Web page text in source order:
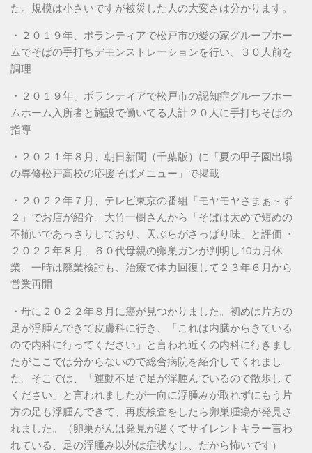
た。規模は小さいですが被災した人の大変さは分かります。
・２０１９年、ボランティアで松戸市の愛の家グループホー
ムでそばの手打ちデモンストレーションを行い、３０人前を
調理
・２０１９年、ボランティアで松戸市の認知症グループホー
ムホーム入所者と施設で働いてる人計２０人に手打ちそばの
指導
・２０２１年８月、朝日新聞（千葉版）に「夏の甲子園出場
の専修松戸高校の応援そばメニュー」で掲載
・２０２２年７月、テレビ東京の番組「モヤモヤさまぁ～ず
２」でお店が紹介。大竹一樹さんから「そばは太めで短めの
不揃いであっさりしており、天ぷらがさっぱり味」と評価 ・
２０２２年８月、６０代母親の卵巣ガンが判明し10カ月休
業。一時は廃業検討も、治療で体力回復して２３年６月から
営業再開
・母に２０２２年８月に癌が見つかりました。初めは片方の
足が浮腫んできて皮膚科に行き、「これは内臓からきている
ので内科に行ってください」と言われ近くの内科に行きまし
たがここでは分からないので総合病院を紹介してくれまし
た。そこでは、「運動不足で足が浮腫んでいるので散歩して
ください」と言われましたが一向に浮腫みが取れずにもう片
方の足も浮腫んできて、再度検査をしたら卵巣腫瘍が発見さ
れました。（卵巣がんは発見が遅くてサイレントキラー言わ
れている、足の浮腫み以外は症状なし、だから怖いです）